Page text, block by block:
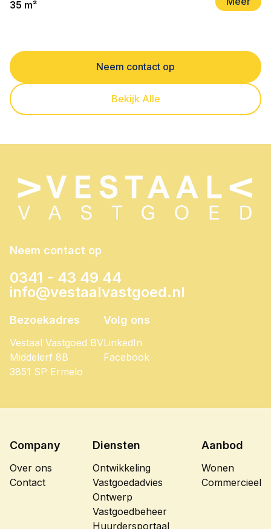
35 m²
Neem contact op
Bekijk Alle
Neem contact op
0341 - 43 49 44
info@vestaalvastgoed.nl
Bezoekadres
Vestaal Vastgoed BV
Middelerf 8B
3851 SP Ermelo
Volg ons
LinkedIn
Facebook
Company
Over ons
Contact
Diensten
Ontwikkeling
Vastgoedadvies
Ontwerp
Vastgoedbeheer
Huurdersportaal
Aanbod
Wonen
Commercieel